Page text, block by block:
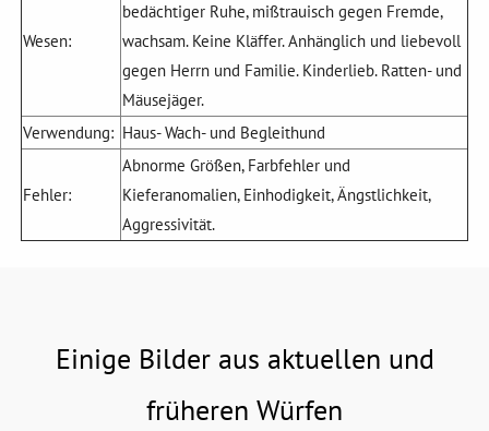
Wesen:
bedächtiger Ruhe, mißtrauisch gegen Fremde,
wachsam. Keine Kläffer. Anhänglich und liebevoll
gegen Herrn und Familie. Kinderlieb. Ratten- und
Mäusejäger.
Verwendung: Haus- Wach- und Begleithund
Fehler:
Abnorme Größen, Farbfehler und
Kieferanomalien, Einhodigkeit, Ängstlichkeit,
Aggressivität.
Einige Bilder aus aktuellen und
früheren Würfen